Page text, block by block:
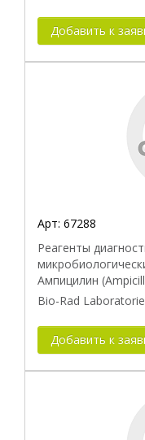
Добавить к
Арт: 67288
Реагенты
Ампицилин
Bio-Rad
Добавить к